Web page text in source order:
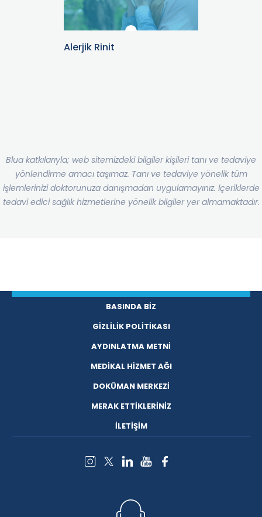
Alerjik Rinit
Blua katkılarıyla; web sitemizdeki bilgiler kişileri tanı ve tedaviye
yönlendirme amacı taşımaz. Tanı ve tedaviye yönelik tüm
işlemlerinizi doktorunuza danışmadan uygulamayınız. İçeriklerde
tedavi edici sağlık hizmetlerine yönelik bilgiler yer almamaktadır.
BASINDA BİZ
GİZLİLİK POLİTİKASI
AYDINLATMA METNİ
MEDİKAL HİZMET AĞI
DOKÜMAN MERKEZİ
MERAK ETTİKLERİNİZ
İLETİŞİM